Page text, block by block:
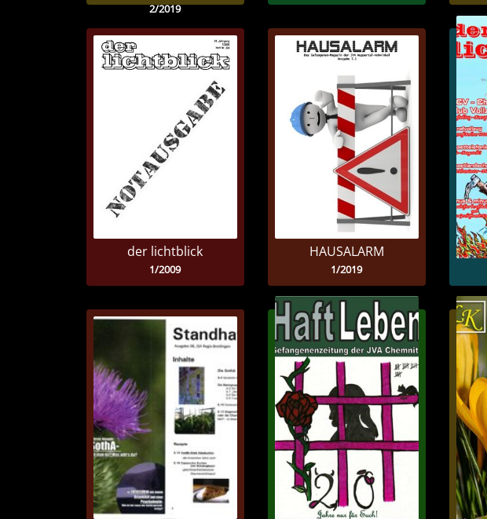
2/2019
der lichtblick
1/2009
HAUSALARM
1/2019